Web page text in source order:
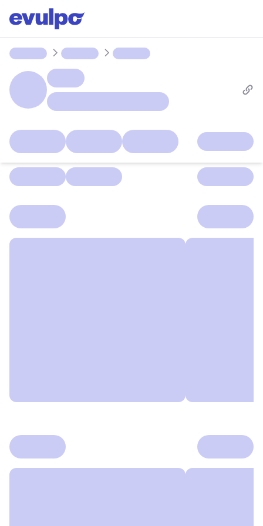
Parcours
Ligues
Groupes
Lab